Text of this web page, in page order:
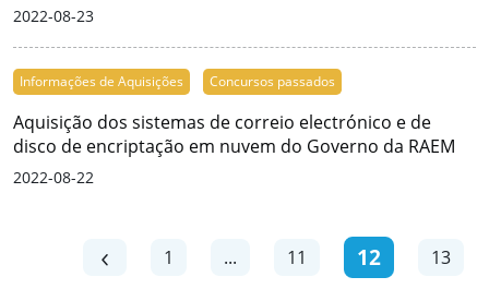
2022-08-23
Informações de Aquisições Concursos passados
Aquisição dos sistemas de correio electrónico e de
disco de encriptação em nuvem do Governo da RAEM
2022-08-22
1 ... 11 12 13